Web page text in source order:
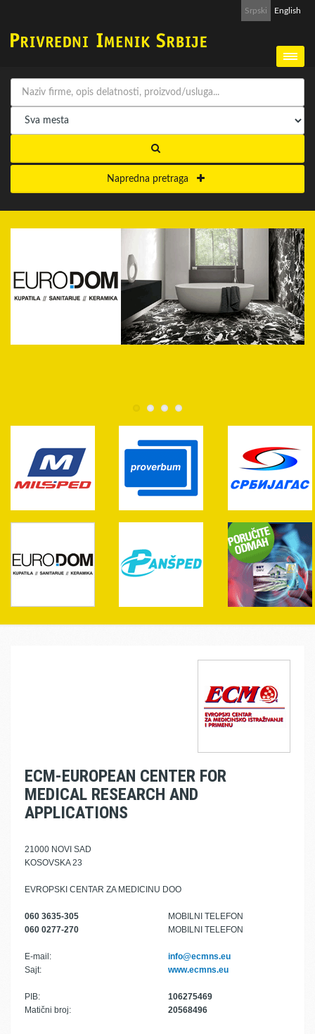
Srpski English
Napredna pretraga
ECM-EUROPEAN CENTER FOR
MEDICAL RESEARCH AND
APPLICATIONS
21000 NOVI SAD
KOSOVSKA 23
EVROPSKI CENTAR ZA MEDICINU DOO
060 3635-305
MOBILNI TELEFON
060 0277-270
MOBILNI TELEFON
E-mail:
info@ecmns.eu
Sajt:
www.ecmns.eu
PIB:
106275469
Matični broj:
20568496